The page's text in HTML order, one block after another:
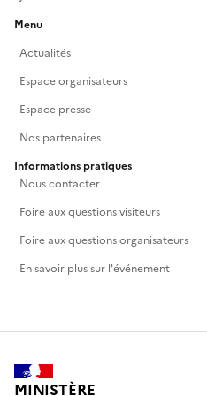
Menu
Actualités
Espace organisateurs
Espace presse
Nos partenaires
Informations pratiques
Nous contacter
Foire aux questions visiteurs
Foire aux questions organisateurs
En savoir plus sur l'événement
MINISTÈRE